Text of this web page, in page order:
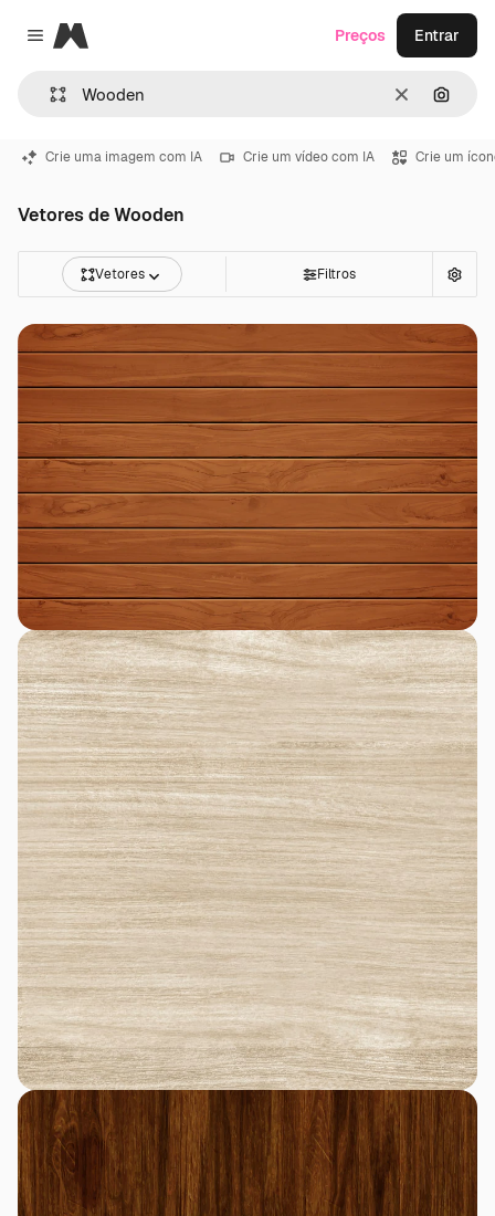
Close menu
Magnific
Limpar
Preços Entrar
Crie uma imagem com IA Crie um vídeo com IA Crie um
Vetores de Wooden
Vetores Filtros